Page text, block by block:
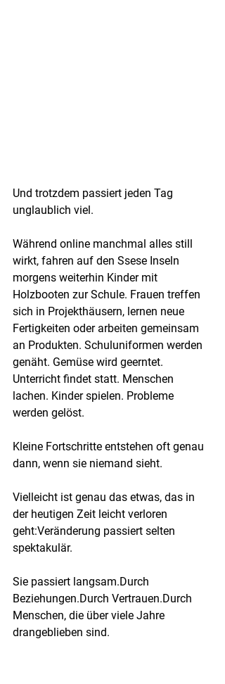
Und trotzdem passiert jeden Tag
unglaublich viel.
Während online manchmal alles still
wirkt, fahren auf den Ssese Inseln
morgens weiterhin Kinder mit
Holzbooten zur Schule. Frauen treffen
sich in Projekthäusern, lernen neue
Fertigkeiten oder arbeiten gemeinsam
an Produkten. Schuluniformen werden
genäht. Gemüse wird geerntet.
Unterricht findet statt. Menschen
lachen. Kinder spielen. Probleme
werden gelöst.
Kleine Fortschritte entstehen oft genau
dann, wenn sie niemand sieht.
Vielleicht ist genau das etwas, das in
der heutigen Zeit leicht verloren
geht:Veränderung passiert selten
spektakulär.
Sie passiert langsam.Durch
Beziehungen.Durch Vertrauen.Durch
Menschen, die über viele Jahre
drangeblieben sind.